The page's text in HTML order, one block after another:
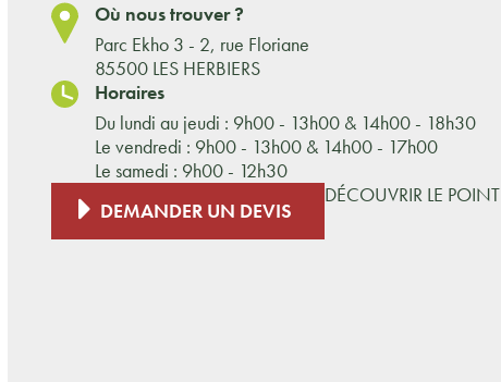
Où nous trouver ?
Parc Ekho 3 - 2, rue Floriane
85500 LES HERBIERS
Horaires
Du lundi au jeudi : 9h00 - 13h00 & 14h00 - 18h30
Le vendredi : 9h00 - 13h00 & 14h00 - 17h00
Le samedi : 9h00 - 12h30
DEMANDER UN DEVIS
DÉCOUVRIR LE